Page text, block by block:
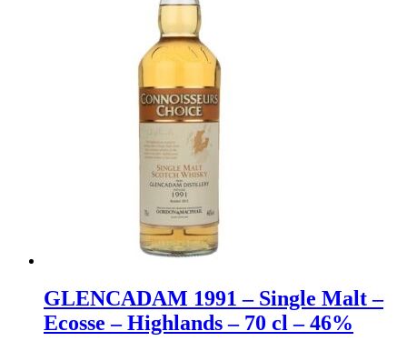
GLENCADAM 1991 – Single Malt –
Ecosse – Highlands – 70 cl – 46%